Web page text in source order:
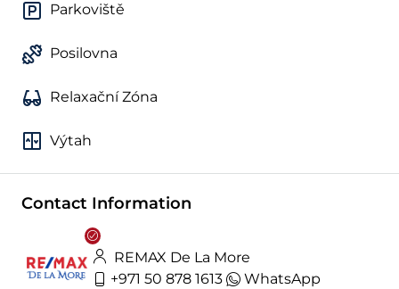
Parkoviště
Posilovna
Relaxační Zóna
Výtah
Contact Information
REMAX De La More
+971 50 878 1613
WhatsApp